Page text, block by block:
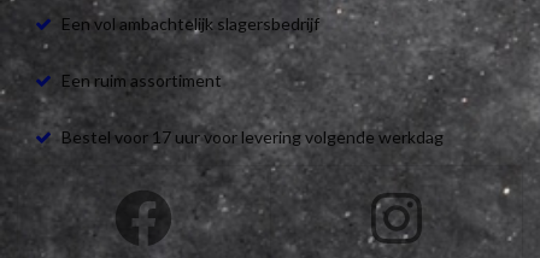
Een vol ambachtelijk slagersbedrijf
Een ruim assortiment
Bestel voor 17 uur voor levering volgende werkdag